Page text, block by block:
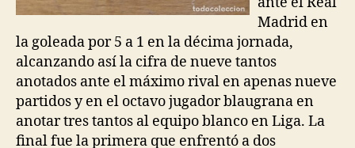
Madrid en
la goleada por 5 a 1 en la décima jornada,
alcanzando así la cifra de nueve tantos
anotados ante el máximo rival en apenas nueve
partidos y en el octavo jugador blaugrana en
anotar tres tantos al equipo blanco en Liga. La
final fue la primera que enfrentó a dos